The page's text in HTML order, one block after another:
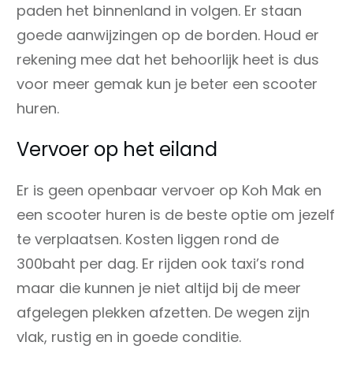
paden het binnenland in volgen. Er staan
goede aanwijzingen op de borden. Houd er
rekening mee dat het behoorlijk heet is dus
voor meer gemak kun je beter een scooter
huren.
Vervoer op het eiland
Er is geen openbaar vervoer op Koh Mak en
een scooter huren is de beste optie om jezelf
te verplaatsen. Kosten liggen rond de
300baht per dag. Er rijden ook taxi’s rond
maar die kunnen je niet altijd bij de meer
afgelegen plekken afzetten. De wegen zijn
vlak, rustig en in goede conditie.